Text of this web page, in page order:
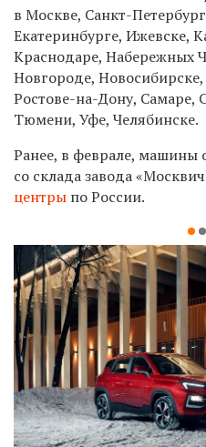
в Москве, Санкт-
Екатеринбурге, Ижевске,
Краснодаре, Набережных
Новгороде,
Ростове-на-Дону, Самаре,
Тюмени, Уфе, Челябинске.
Ранее, в феврале, машины
со склада завода
центры по России.